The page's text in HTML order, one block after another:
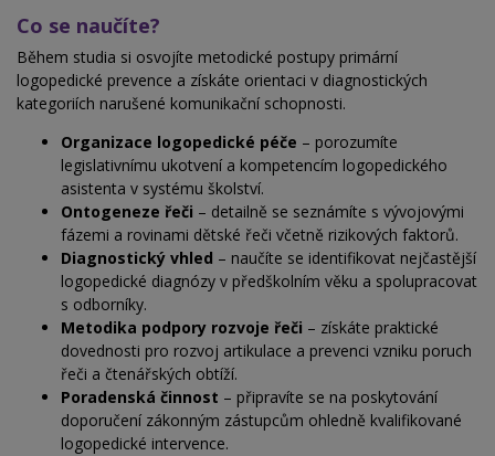
Co se naučíte?
Během studia si osvojíte metodické postupy primární
logopedické prevence a získáte orientaci v diagnostických
kategoriích narušené komunikační schopnosti.
Organizace logopedické péče – porozumíte
legislativnímu ukotvení a kompetencím logopedického
asistenta v systému školství.
Ontogeneze řeči – detailně se seznámíte s vývojovými
fázemi a rovinami dětské řeči včetně rizikových faktorů.
Diagnostický vhled – naučíte se identifikovat nejčastější
logopedické diagnózy v předškolním věku a spolupracovat
s odborníky.
Metodika podpory rozvoje řeči – získáte praktické
dovednosti pro rozvoj artikulace a prevenci vzniku poruch
řeči a čtenářských obtíží.
Poradenská činnost – připravíte se na poskytování
doporučení zákonným zástupcům ohledně kvalifikované
logopedické intervence.